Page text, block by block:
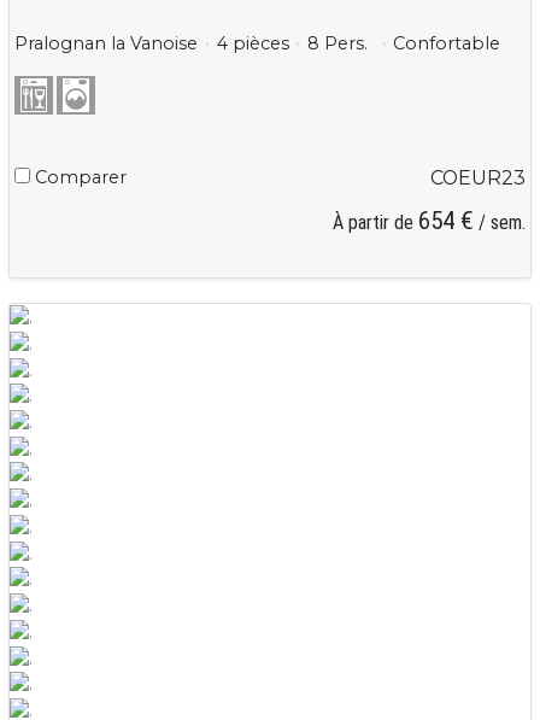
Pralognan la Vanoise 4 pièces 8 Pers. Confortable
Comparer
COEUR23
À partir de 654 € / sem.